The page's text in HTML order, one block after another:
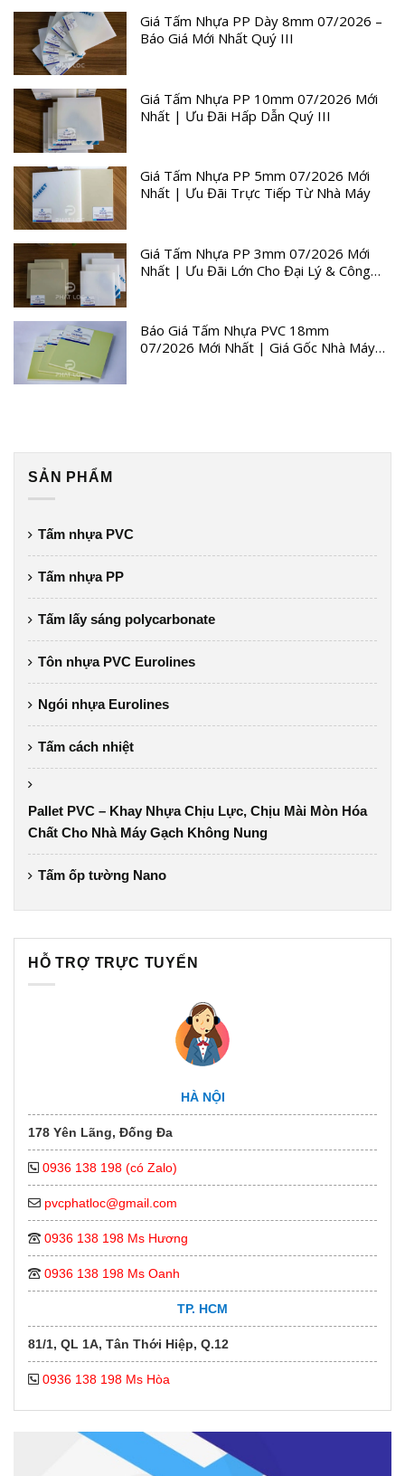
Giá Tấm Nhựa PP Dày 8mm 07/2026 –
Báo Giá Mới Nhất Quý III
Giá Tấm Nhựa PP 10mm 07/2026 Mới
Nhất | Ưu Đãi Hấp Dẫn Quý III
Giá Tấm Nhựa PP 5mm 07/2026 Mới
Nhất | Ưu Đãi Trực Tiếp Từ Nhà Máy
Giá Tấm Nhựa PP 3mm 07/2026 Mới
Nhất | Ưu Đãi Lớn Cho Đại Lý & Công
Báo Giá Tấm Nhựa PVC 18mm
07/2026 Mới Nhất | Giá Gốc Nhà Máy
SẢN PHẨM
Tấm nhựa PVC
Tấm nhựa PP
Tấm lấy sáng polycarbonate
Tôn nhựa PVC Eurolines
Ngói nhựa Eurolines
Tấm cách nhiệt
Pallet PVC – Khay Nhựa Chịu Lực, Chịu Mài Mòn Hóa
Chất Cho Nhà Máy Gạch Không Nung
Tấm ốp tường Nano
HỖ TRỢ TRỰC TUYẾN
HÀ NỘI
178 Yên Lãng, Đống Đa
0936 138 198 (có Zalo)
pvcphatloc@gmail.com
0936 138 198 Ms Hương
0936 138 198 Ms Oanh
TP. HCM
81/1, QL 1A, Tân Thới Hiệp, Q.12
0936 138 198 Ms Hòa